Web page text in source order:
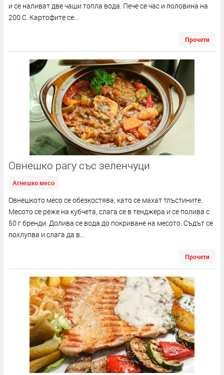
и се наливат две чаши топла вода. Пече се час и половина на
200 С. Картофите се...
Прочети
Овнешко рагу със зеленчуци
Агнешко месо
Овнешкото месо се обезкостява, като се махат тлъстините.
Месото се реже на кубчета, слага се в тенджера и се полива с
50 г бренди. Долива се вода до покриване на месото. Съдът се
похлупва и слага да в...
Прочети